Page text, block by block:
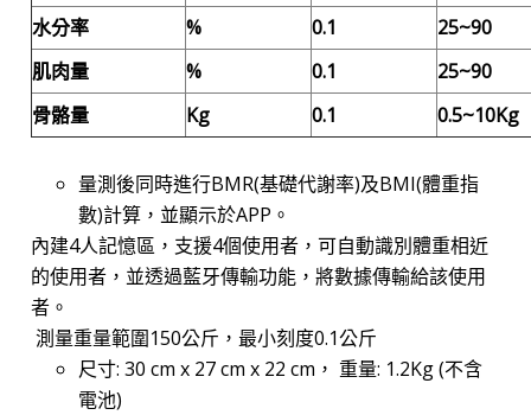
水分率
% 0.1
25~90
肌肉量
% 0.1
25~90
骨骼量
Kg 0.1 0.5~10Kg
量測後同時進行BMR(基礎代謝率)及BMI(體重指
數)計算，並顯示於APP。
內建4人記憶區，支援4個使用者，可自動識別體重相近
的使用者，並透過藍牙傳輸功能，將數據傳輸給該使用
者。
測量重量範圍150公斤，最小刻度0.1公斤
尺寸: 30 cm x 27 cm x 22 cm， 重量: 1.2Kg (不含
電池)